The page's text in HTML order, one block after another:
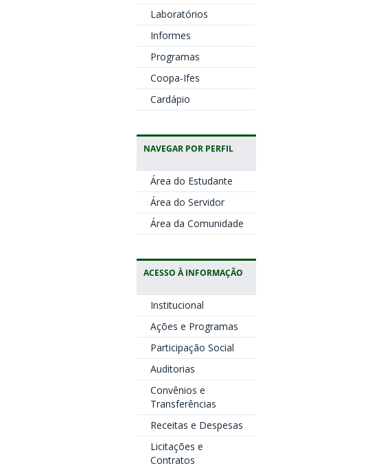
Laboratórios
Informes
Programas
Coopa-Ifes
Cardápio
NAVEGAR POR PERFIL
Área do Estudante
Área do Servidor
Área da Comunidade
ACESSO À INFORMAÇÃO
Institucional
Ações e Programas
Participação Social
Auditorias
Convênios e
Transferências
Receitas e Despesas
Licitações e
Contratos